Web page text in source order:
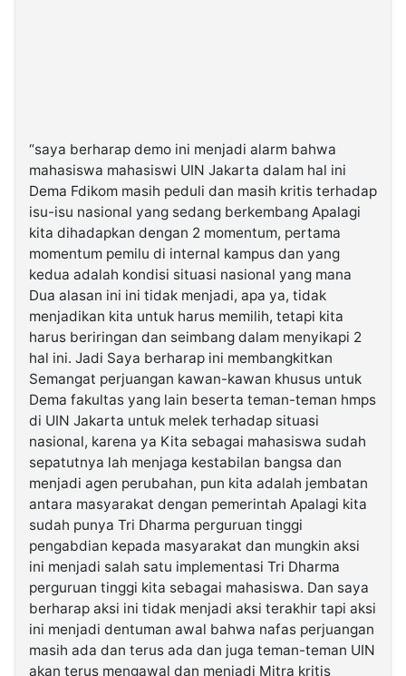
“saya berharap demo ini menjadi alarm bahwa
mahasiswa mahasiswi UIN Jakarta dalam hal ini
Dema Fdikom masih peduli dan masih kritis terhadap
isu-isu nasional yang sedang berkembang Apalagi
kita dihadapkan dengan 2 momentum, pertama
momentum pemilu di internal kampus dan yang
kedua adalah kondisi situasi nasional yang mana
Dua alasan ini ini tidak menjadi, apa ya, tidak
menjadikan kita untuk harus memilih, tetapi kita
harus beriringan dan seimbang dalam menyikapi 2
hal ini. Jadi Saya berharap ini membangkitkan
Semangat perjuangan kawan-kawan khusus untuk
Dema fakultas yang lain beserta teman-teman hmps
di UIN Jakarta untuk melek terhadap situasi
nasional, karena ya Kita sebagai mahasiswa sudah
sepatutnya lah menjaga kestabilan bangsa dan
menjadi agen perubahan, pun kita adalah jembatan
antara masyarakat dengan pemerintah Apalagi kita
sudah punya Tri Dharma perguruan tinggi
pengabdian kepada masyarakat dan mungkin aksi
ini menjadi salah satu implementasi Tri Dharma
perguruan tinggi kita sebagai mahasiswa. Dan saya
berharap aksi ini tidak menjadi aksi terakhir tapi aksi
ini menjadi dentuman awal bahwa nafas perjuangan
masih ada dan terus ada dan juga teman-teman UIN
akan terus mengawal dan menjadi Mitra kritis